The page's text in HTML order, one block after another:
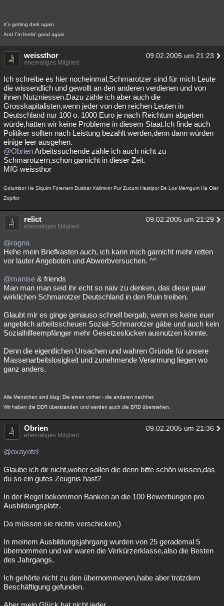
It`s getting dark again
And I`m feelin' good again
weissthor 09.02.2005 um 21:23
ehemaliges Mitglied
Ich schreibe es hier nocheinmal,Schmarotzer sind für mich Leute
die wissendlich und gewollt an den anderen verdienen und von
ihnen Nutzniessen.Dazu zähle ich aber auch die
Grosskapitalisten,wenn jeder von den reichen Leuten in
Deutschland nur 100 o. 1000 Euro je nach Reichtum abgeben
würde,hätten wir keine Probleme in diesem Staat.Ich finde auch
Politiker sollten nach Leistung bezahlt werden,denn dann würden
einige leer ausgehen.
@ObrienArbeitssuchende zähle ich auch nicht zu
Schmarotzern,schon garnicht in dieser Zeit.
MfG weissthor
Golumbor He Siquim Forenem Dusbar Xalimvor Pur Zucum Hastipor De Los Memgum Ha Oler
Zopifor
relict 09.02.2005 um 21:29
ehemaliges Mitglied
@ragna
Hehe mein Briefkasten auch, ich kann mich garnicht mehr retten
vor lauter Angeboten und Abwerbversuchen. ^^
@manise & friends
Man man man seid ihr echt so naiv zu denken, das diese paar
wirklichen Schmarotzer Deutschland in den Ruin treiben.
Glaubt mir es ginge genauso schnell bergab, wenn es keine euer
angeblich arbeitsscheuen Sozial-Schmarotzer gäbe und auch kein
Sozialhilfeempfänger mehr Gesetzeslücken ausnutzen könnte.
Denn die eigentlichen Ursachen und wahren Gründe für unsere
Massenarbeitslosigkeit und zunehmende Verarmung liegen wo
ganz anders.
Alle Menschen sind klug: Die einen vorher - die anderen nachher.
Wir haben die DDR überstanden und werden auch die BRD überstehen.
Obrien 09.02.2005 um 21:36
ehemaliges Mitglied
@oxayotel
Glaube ich dir nicht,woher sollen die denn bitte schön wissen,das
du so ein gutes Zeugnis hast?
In der Regel bekommen Banken an die 100 Bewerbungen pro
Ausbildungsplatz.
Da müssen sie nichts verschicken;)
In meinem Ausbildungsjahrgang wurden von 25 gerademal 5
übernommen und wir waren die Verkürzerklasse,also die Besten
des Jahrgangs.
Ich gehörte nicht zu den übernommenen,habe aber trotzdem
Beschäftigung gefunden.